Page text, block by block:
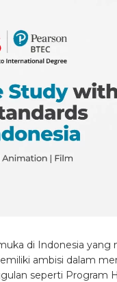
di Indonesia yang
ambisi dalam
seperti Program